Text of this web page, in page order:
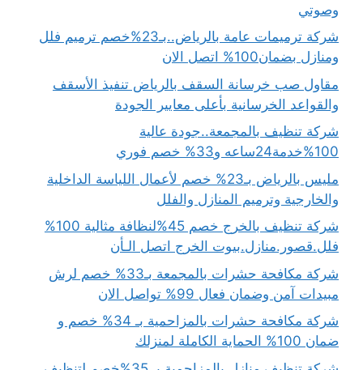
وصوتي
شركة ترميمات عامة بالرياض..بـ23%خصم ترميم فلل
ومنازل بضمان100% اتصل الان
مقاول صب خرسانة السقف بالرياض تنفيذ الأسقف
والقواعد الخرسانية بأعلى معايير الجودة
شركة تنظيف بالمجمعة..جودة عالية
100%خدمة24ساعه و33% خصم فوري
مليس بالرياض بـ23% خصم لأعمال اللياسة الداخلية
والخارجية وترميم المنازل والفلل
شركة تنظيف بالخرج خصم 45%لنظافة مثالية 100%
فلل.قصور.منازل.بيوت الخرج اتصل الـأن
شركة مكافحة حشرات بالمجمعة بـ33% خصم لرش
مبيدات آمن وضمان فعال 99% تواصل الان
شركة مكافحة حشرات بالمزاحمية بـ 34% خصم و
ضمان 100% الحماية الكاملة لمنزلك